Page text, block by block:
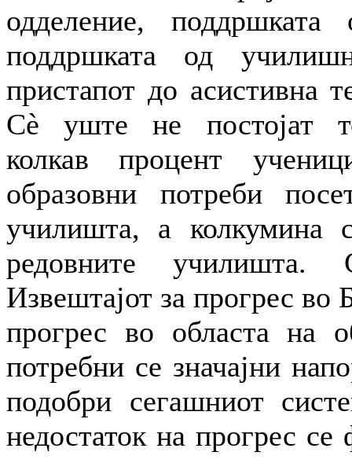
одделение, поддршката
поддршката од
пристапот до асистивна
Сè уште не постојат
колкав процент
образовни потреби
училишта, а колкумина
редовните училишта.
Извештајот за прогрес
прогрес во областа на
потребни се значајни
подобри сегашниот
недостаток на прогрес се